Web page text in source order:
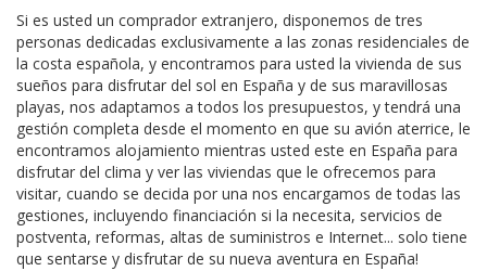
Si es usted un comprador extranjero, disponemos de tres
personas dedicadas exclusivamente a las zonas residenciales de
la costa española, y encontramos para usted la vivienda de sus
sueños para disfrutar del sol en España y de sus maravillosas
playas, nos adaptamos a todos los presupuestos, y tendrá una
gestión completa desde el momento en que su avión aterrice, le
encontramos alojamiento mientras usted este en España para
disfrutar del clima y ver las viviendas que le ofrecemos para
visitar, cuando se decida por una nos encargamos de todas las
gestiones, incluyendo financiación si la necesita, servicios de
postventa, reformas, altas de suministros e Internet... solo tiene
que sentarse y disfrutar de su nueva aventura en España!